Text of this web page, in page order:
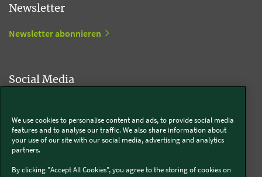
Newsletter
Newsletter abonnieren
Social Media
Thermomix®
We use cookies to personalise content and ads, to provide social media
features and to analyse our traffic. We also share information about
your use of our site with our social media, advertising and analytics
partners.
By clicking "Accept All Cookies", you agree to the storing of cookies on